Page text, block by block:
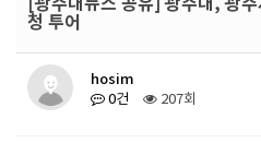
[광주대뉴스 공유] 광주대, 광
청 투어
hosim
0건 207회